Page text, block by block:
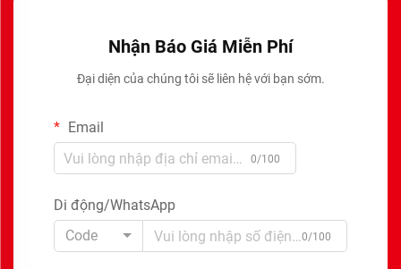
Nhận Báo Giá Miễn Phí
Đại diện của chúng tôi sẽ liên hệ với bạn sớm.
Email
0/100
Di động/WhatsApp
Code
0/100